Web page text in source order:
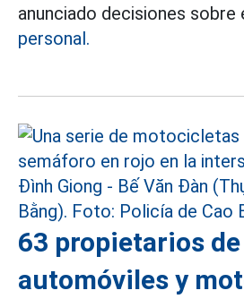
anunciado decisiones sobre
personal.
63 propietarios de
automóviles y